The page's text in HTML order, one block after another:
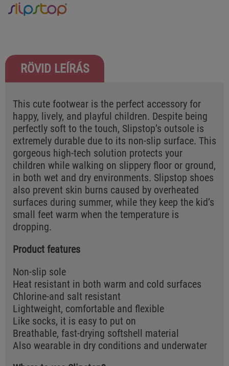
RÖVID LEÍRÁS
This cute footwear is the perfect accessory for
happy, lively, and playful children. Despite being
perfectly soft to the touch, Slipstop’s outsole is
extremely durable due to its non-slip surface. This
gorgeous high-tech solution protects your
children while walking on slippery floor or ground,
in both wet and dry environments. Slipstop shoes
also prevent skin burns caused by overheated
surfaces during summer, while they keep the kid’s
small feet warm when the temperature is
dropping.
Product features
Non-slip sole
Heat resistant in both warm and cold surfaces
Chlorine-and salt resistant
Lightweight, comfortable and flexible
Like socks, it is easy to put on
Breathable, fast-drying softshell material
Also wearable in dry conditions and underwater